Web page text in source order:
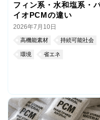
フィン系・水和塩系・
イオPCMの違い
2026年7月10日
高機能素材 持続可能社会
環境 省エネ